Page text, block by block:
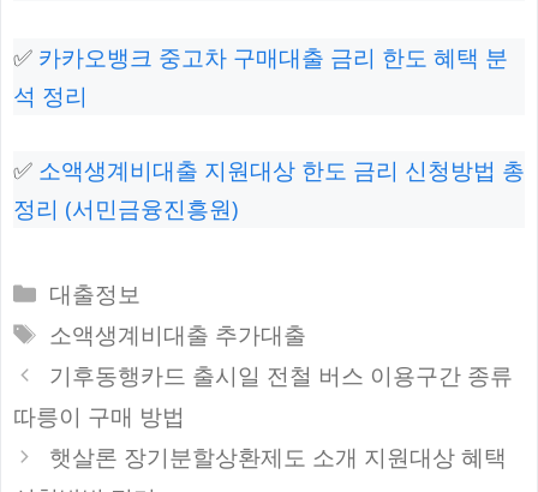
✅ 카카오뱅크 중고차 구매대출 금리 한도 혜택 분
석 정리
✅ 소액생계비대출 지원대상 한도 금리 신청방법 총
정리 (서민금융진흥원)
카
테
리
대출정보
태
그
소액생계비대출 추가대출
기후동행카드 출시일 전철 버스 이용구간 종류
따릉이 구매 방법
햇살론 장기분할상환제도 소개 지원대상 혜택